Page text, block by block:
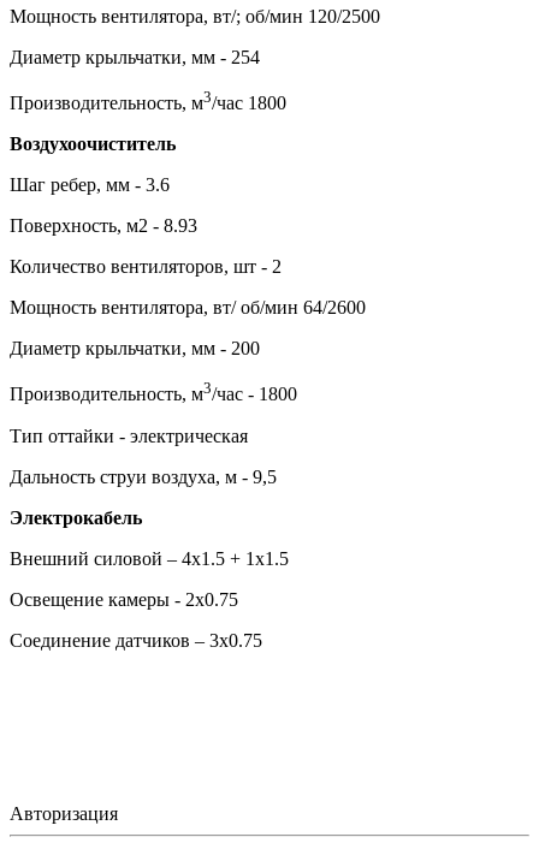
Мощность вентилятора, вт/; об/мин 120/2500
Диаметр крыльчатки, мм - 254
Производительность, м3/час 1800
Воздухоочиститель
Шаг ребер, мм - 3.6
Поверхность, м2 - 8.93
Количество вентиляторов, шт - 2
Мощность вентилятора, вт/ об/мин 64/2600
Диаметр крыльчатки, мм - 200
Производительность, м3/час - 1800
Тип оттайки - электрическая
Дальность струи воздуха, м - 9,5
Электрокабель
Внешний силовой – 4х1.5 + 1х1.5
Освещение камеры - 2х0.75
Соединение датчиков – 3х0.75
Авторизация